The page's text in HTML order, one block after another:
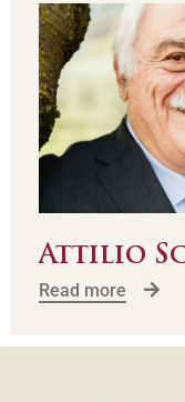
Attilio
Read more